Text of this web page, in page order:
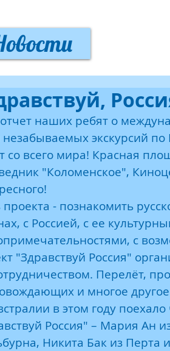
наших ребят о
экскурсий
со всего мира! Красная
"Коломенское",
проекта - познакомить
с Россией, с ее
с
"Здравствуй Россия"
Перелёт,
и многое
в этом году
Россия" – Мария Ан
Никита Бак из